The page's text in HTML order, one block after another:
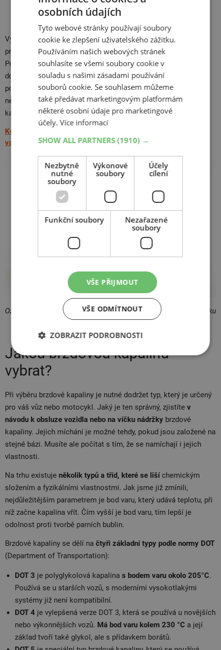
výměna je nezbytná.
Výměna brzdové kapaliny je, zvlášť u auta, poměrně náročný
proces, ke kterému potřebujete patřičné vybavení a znalosti.
Pokud chcetepředejít riziku poškození brzdové soustavy
doporučujeme navštívitautoservisnebo motoservis. Ceny se
pohybují v řádech stokorun, takže vás tento úkon finančně
nezruinuje. U nás v AZ pneu vám u auta vyměníme brzdovou
kapalinu za 600,- Kč včetně materiálu.
Kdy doplnit kapalinu do posilovače řízení a jaká barva do
vašeho serva patří? >>
Označení DOT brzdové kapaliny pro vaše vozidlo najdete na víčku
Jakou brzdovou kapalinu
vybrat?
Při výběru brzdové kapaliny je nutné dodržet typ, který je určený
pro váš vůz nebo motocykl. Jaký je ten správný, zjistíte v
návodu k obsluze vozidla nebo na víčku nádržky brzdové
kapaliny. Jejich míchání je možné tehdy, pokud jsou založené na
stejné bázi. Musíte ale počítat s tím, že se namíchají i jejich
vlastnosti.
Na trhu existuje několik typů a tříd, které se lišíchemickým
složením a fyzikálními vlastnostmi. Jak jsme již zmínili,
nejdůležitějším parametrem je bod varu, který udává teplotu, při
níž začne kapalina vřít. Čím vyšší je bod varu, tím lepší je
odolnost proti tvorbě parních bublin.
Brzdové kapaliny se dělí na čtyři základní typy podle normy DOT
(Department of Transportation):
DOT 3 je polyglykolová kapalina s bodem varu okolo 205°C.
Používá se u starších vozů, s moderními vysokotlakými
systémy již není kompatibilní.
DOT 4 je vylepšená verze DOT 3, která se používá u novějších
nebo výkonnějších vozů. Má bod varu kolem 230 °C a její
základ tvoří také glykol, ale s přídavkem borátů.
osobních údajích
Tyto webové stránky používají soubory
cookie ke zlepšení uživatelského zážitku.
Používáním našich webových stránek
souhlasíte se všemi soubory cookie v
souladu s našimi zásadami používání
souborů cookie. Se souhlasem můžeme
také předávat marketingovým platformám
některé osobní údaje pro marketingové
účely.Více informací
SHOW ALL PARTNERS(1910) →
Nezbytně
nutné
soubory
Výkonové
soubory
Účely
cílení
Funkční soubory
Nezařazené
soubory
VŠE PŘIJMOUT
VŠE ODMÍTNOUT
ZOBRAZIT PODROBNOSTI